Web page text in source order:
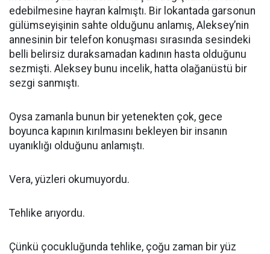
edebilmesine hayran kalmıştı. Bir lokantada garsonun
gülümseyişinin sahte olduğunu anlamış, Aleksey’nin
annesinin bir telefon konuşması sırasında sesindeki
belli belirsiz duraksamadan kadının hasta olduğunu
sezmişti. Aleksey bunu incelik, hatta olağanüstü bir
sezgi sanmıştı.
Oysa zamanla bunun bir yetenekten çok, gece
boyunca kapının kırılmasını bekleyen bir insanın
uyanıklığı olduğunu anlamıştı.
Vera, yüzleri okumuyordu.
Tehlike arıyordu.
Çünkü çocukluğunda tehlike, çoğu zaman bir yüz